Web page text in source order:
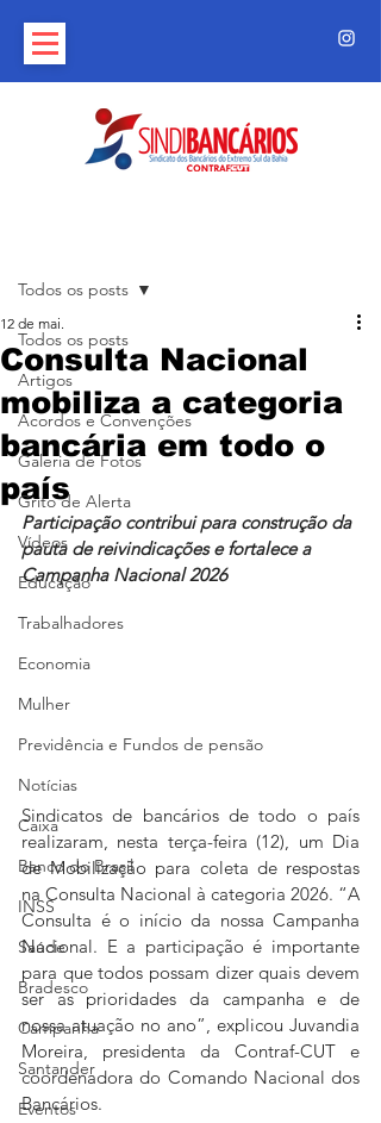
Todos os posts
Artigos
Acordos e Convenções
Galeria de Fotos
Grito de Alerta
Vídeos
Educação
Trabalhadores
Economia
Mulher
Previdência e Fundos de pensão
Notícias
Caixa
Banco do Brasil
INSS
Saúde
Bradesco
Campanha
Santander
Eventos
Todos os posts
Consulta Nacional
mobiliza a categoria
bancária em todo o
país
12 de mai.
Participação contribui para construção da
pauta de reivindicações e fortalece a
Campanha Nacional 2026
Sindicatos de bancários de todo o país
realizaram, nesta terça-feira (12), um Dia
de Mobilização para coleta de respostas
na Consulta Nacional à categoria 2026. “A
Consulta é o início da nossa Campanha
Nacional. E a participação é importante
para que todos possam dizer quais devem
ser as prioridades da campanha e de
nossa atuação no ano”, explicou Juvandia
Moreira, presidenta da Contraf-CUT e
coordenadora do Comando Nacional dos
Bancários.